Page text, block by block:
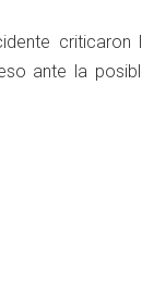
criticaron
ante la